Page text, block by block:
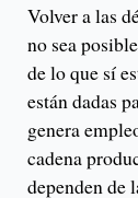
Volver a las
no sea
de lo que sí
están dadas
genera
cadena
dependen de